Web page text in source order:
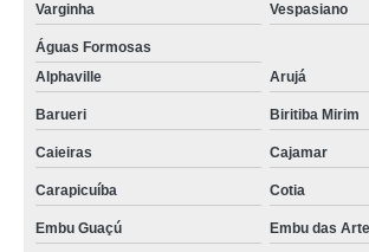
Varginha Vespasiano
Águas Formosas
Alphaville
Arujá
Barueri Biritiba Mirim
Caieiras Cajamar
Carapicuíba Cotia
Embu Guaçú Embu das